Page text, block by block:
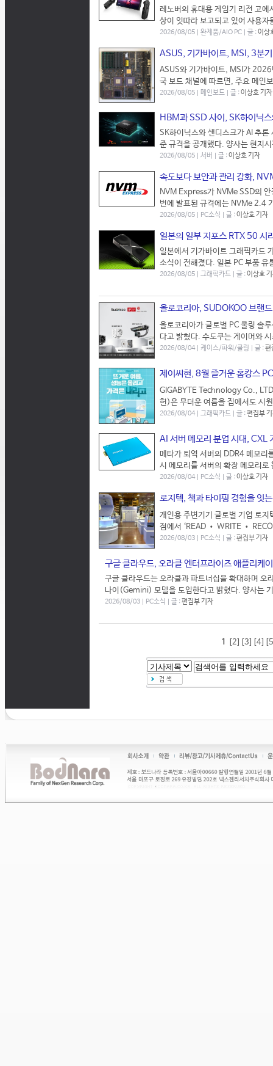
레노버의 휴대용 게임기 리전 고에
상이 잇따라 보고되고 있어 사용
2026/08/05 | 완제품/AIO PC | 글 :이상
ASUS, 기가바이트, MSI, 3분
ASUS와 기가바이트, MSI가
국 보드 채널에 따르면, 주요 메인
2026/08/05 | 메인보드 | 글 :이상호 기자
HBM과 SSD 사이, SK하이닉
SK하이닉스와 샌디스크가 AI 추
준 규격을 공개했다. 양사는 현지
2026/08/05 | 서버 | 글 :이상호 기자
속도보다 보안과 관리 강화,
NVM Express가 NVMe SSD의
번에 발표된 규격에는 NVMe 2.4
2026/08/05 | PC소식 | 글 :이상호 기자
일본의 일부 지포스 RTX 50 시
일본에서 기가바이트 그래픽카드
소식이 전해졌다. 일본 PC 부품
2026/08/05 | 그래픽카드 | 글 :이상호
올로코리아, SUDOKOO 브랜
올로코리아가 글로벌 PC 쿨링 솔
다고 밝혔다. 수도쿠는 게이머와
2026/08/04 | 케이스/파워/쿨링 | 글 :편
제이씨현, 8월 즐거운 홈캉스
GIGABYTE Technology Co.,
헌)은 무더운 여름을 집에서도 시
2026/08/04 | 그래픽카드 | 글 :편집부
AI 서버 메모리 분업 시대, CXL
메타가 퇴역 서버의 DDR4 메모
시 메모리를 서버의 확장 메모리
2026/08/04 | PC소식 | 글 :이상호 기자
로지텍, 책과 타이핑 경험을 잇
개인용 주변기기 글로벌 기업 로
점에서 ‘READ • WRITE •
2026/08/03 | PC소식 | 글 :편집부 기자
구글 클라우드, 오라클 엔터프라이즈 애플리케
구글 클라우드는 오라클과 파트너십을 확대하며 오
나이(Gemini) 모델을 도입한다고 밝혔다. 양사는
2026/08/03 | PC소식 | 글 :편집부 기자
1 [2] [3] [4]